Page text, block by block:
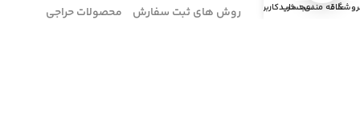
تماس با ما
روش های ثبت سفارش
محصولات حراجی
علاقه مندیسبد خرید
حساب کاربری من